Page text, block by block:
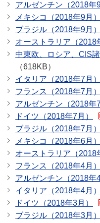
アルゼンチン（2018年9
メキシコ（2018年9月）
ブラジル（2018年9月）
オーストラリア（2018
中東欧、ロシア、CIS
（618KB）
イタリア（2018年7月）
フランス（2018年7月）
アルゼンチン（2018年7
ドイツ（2018年7月）
ブラジル（2018年7月）
メキシコ（2018年6月）
オーストラリア（2018
フランス（2018年4月）
アルゼンチン（2018年4
イタリア（2018年4月）
ドイツ（2018年3月）
ブラジル（2018年3月）